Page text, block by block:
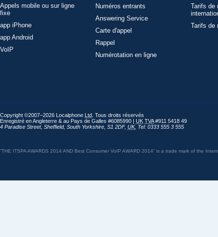
Appels mobile ou sur ligne
fixe
app iPhone
app Android
VoIP
Numéros entrants
Answering Service
Carte d'appel
Rappel
Numérotation en ligne
Tarifs de
Tarifs de
Copyright ©2007–2026 Localphone Ltd . Tous droits réservés
Enregistré en Angleterre & au Pays de Galles #6085990 | UK TVA#911 5418 49
4 Paradise Street, Sheffield, South Yorkshire S1 2DF, UK, Tel: 0333 555 3 555
“THE ITSPA AWARDS 2014 AND Best Consumer VoIP AWARD 2014” is a trade mark of the